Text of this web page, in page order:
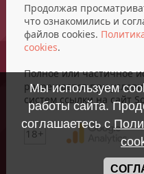
Продолжая
что ознакомились и
файлов cookies.
cookies.
Полное или частичное
разрешается при
систем ссылки на сайт
18+
Мы используем
работы сайта.
соглашаетесь с